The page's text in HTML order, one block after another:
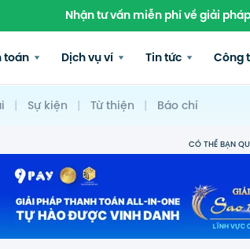
Nhận tư vấn miễn phí về giải
toán Dịch vụ ví Tin tức Công
| Sự kiện | Từ thiện | Báo chí
CÓ THỂ BẠN